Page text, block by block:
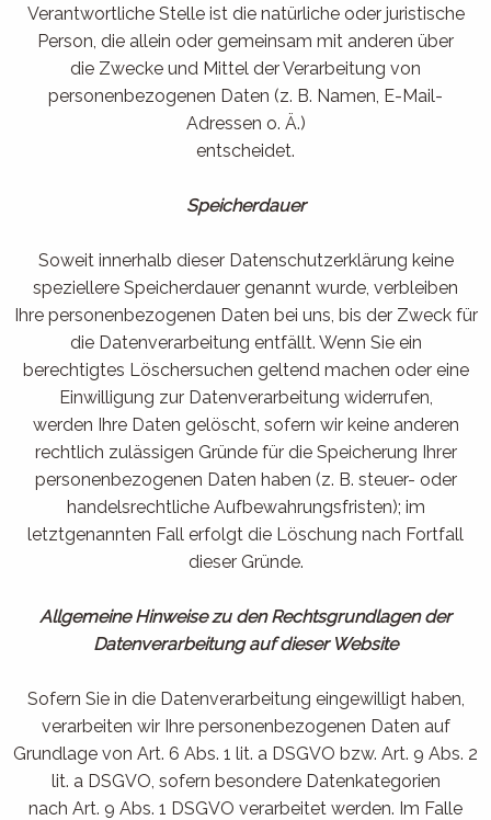
Verantwortliche Stelle ist die natürliche oder juristische
Person, die allein oder gemeinsam mit anderen über
die Zwecke und Mittel der Verarbeitung von
personenbezogenen Daten (z. B. Namen, E-Mail-
Adressen o. Ä.)
entscheidet.
Speicherdauer
Soweit innerhalb dieser Datenschutzerklärung keine
speziellere Speicherdauer genannt wurde, verbleiben
Ihre personenbezogenen Daten bei uns, bis der Zweck für
die Datenverarbeitung entfällt. Wenn Sie ein
berechtigtes Löschersuchen geltend machen oder eine
Einwilligung zur Datenverarbeitung widerrufen,
werden Ihre Daten gelöscht, sofern wir keine anderen
rechtlich zulässigen Gründe für die Speicherung Ihrer
personenbezogenen Daten haben (z. B. steuer- oder
handelsrechtliche Aufbewahrungsfristen); im
letztgenannten Fall erfolgt die Löschung nach Fortfall
dieser Gründe.
Allgemeine Hinweise zu den Rechtsgrundlagen der
Datenverarbeitung auf dieser Website
Sofern Sie in die Datenverarbeitung eingewilligt haben,
verarbeiten wir Ihre personenbezogenen Daten auf
Grundlage von Art. 6 Abs. 1 lit. a DSGVO bzw. Art. 9 Abs. 2
lit. a DSGVO, sofern besondere Datenkategorien
nach Art. 9 Abs. 1 DSGVO verarbeitet werden. Im Falle